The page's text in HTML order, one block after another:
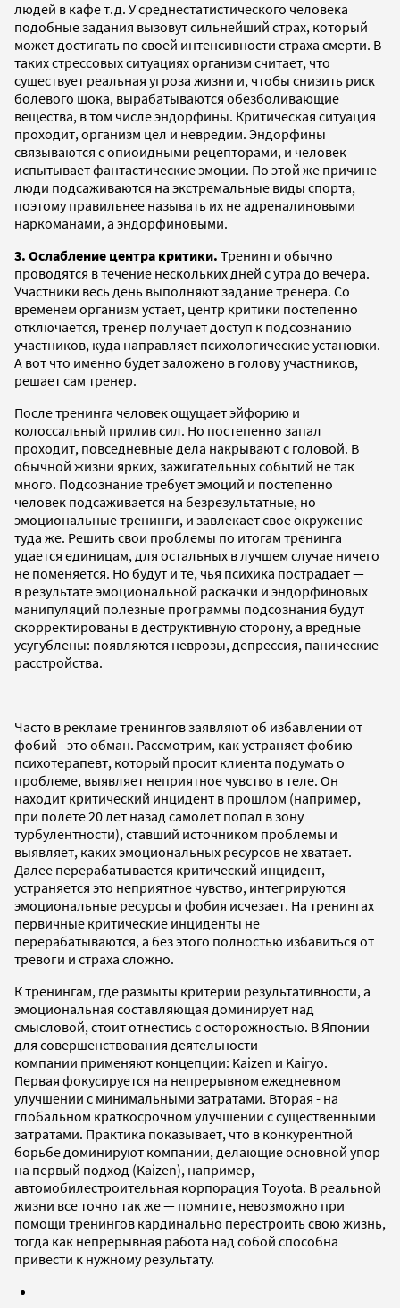
людей в кафе т.д. У среднестатистического человека
подобные задания вызовут сильнейший страх, который
может достигать по своей интенсивности страха смерти. В
таких стрессовых ситуациях организм считает, что
существует реальная угроза жизни и, чтобы снизить риск
болевого шока, вырабатываются обезболивающие
вещества, в том числе эндорфины. Критическая ситуация
проходит, организм цел и невредим. Эндорфины
связываются с опиоидными рецепторами, и человек
испытывает фантастические эмоции. По этой же причине
люди подсаживаются на экстремальные виды спорта,
поэтому правильнее называть их не адреналиновыми
наркоманами, а эндорфиновыми.
3. Ослабление центра критики. Тренинги обычно
проводятся в течение нескольких дней с утра до вечера.
Участники весь день выполняют задание тренера. Со
временем организм устает, центр критики постепенно
отключается, тренер получает доступ к подсознанию
участников, куда направляет психологические установки.
А вот что именно будет заложено в голову участников,
решает сам тренер.
После тренинга человек ощущает эйфорию и
колоссальный прилив сил. Но постепенно запал
проходит, повседневные дела накрывают с головой. В
обычной жизни ярких, зажигательных событий не так
много. Подсознание требует эмоций и постепенно
человек подсаживается на безрезультатные, но
эмоциональные тренинги, и завлекает свое окружение
туда же. Решить свои проблемы по итогам тренинга
удается единицам, для остальных в лучшем случае ничего
не поменяется. Но будут и те, чья психика пострадает —
в результате эмоциональной раскачки и эндорфиновых
манипуляций полезные программы подсознания будут
скорректированы в деструктивную сторону, а вредные
усугублены: появляются неврозы, депрессия, панические
расстройства.
Часто в рекламе тренингов заявляют об избавлении от
фобий - это обман. Рассмотрим, как устраняет фобию
психотерапевт, который просит клиента подумать о
проблеме, выявляет неприятное чувство в теле. Он
находит критический инцидент в прошлом (например,
при полете 20 лет назад самолет попал в зону
турбулентности), ставший источником проблемы и
выявляет, каких эмоциональных ресурсов не хватает.
Далее перерабатывается критический инцидент,
устраняется это неприятное чувство, интегрируются
эмоциональные ресурсы и фобия исчезает. На тренингах
первичные критические инциденты не
перерабатываются, а без этого полностью избавиться от
тревоги и страха сложно.
К тренингам, где размыты критерии результативности, а
эмоциональная составляющая доминирует над
смысловой, стоит отнестись с осторожностью. В Японии
для совершенствования деятельности
компании применяют концепции: Kaizen и Kairyo.
Первая фокусируется на непрерывном ежедневном
улучшении с минимальными затратами. Вторая - на
глобальном краткосрочном улучшении с существенными
затратами. Практика показывает, что в конкурентной
борьбе доминируют компании, делающие основной упор
на первый подход (Kaizen), например,
автомобилестроительная корпорация Toyota. В реальной
жизни все точно так же — помните, невозможно при
помощи тренингов кардинально перестроить свою жизнь,
тогда как непрерывная работа над собой способна
привести к нужному результату.